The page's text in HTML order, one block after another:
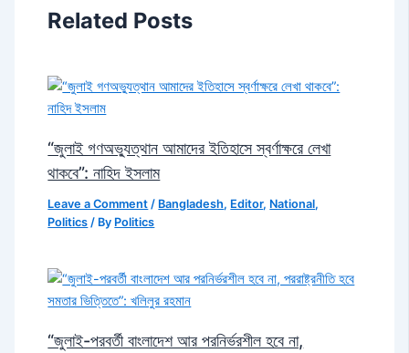
Related Posts
“জুলাই গণঅভ্যুত্থান আমাদের ইতিহাসে স্বর্ণাক্ষরে লেখা
থাকবে”: নাহিদ ইসলাম
Leave a Comment / Bangladesh, Editor, National,
Politics / By Politics
“জুলাই-পরবর্তী বাংলাদেশ আর পরনির্ভরশীল হবে না,